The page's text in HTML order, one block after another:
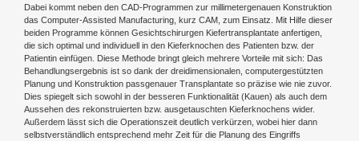
Dabei kommt neben den CAD-Programmen zur millimetergenauen Konstruktion
das Computer-Assisted Manufacturing, kurz CAM, zum Einsatz. Mit Hilfe dieser
beiden Programme können Gesichtschirurgen Kiefertransplantate anfertigen,
die sich optimal und individuell in den Kieferknochen des Patienten bzw. der
Patientin einfügen. Diese Methode bringt gleich mehrere Vorteile mit sich: Das
Behandlungsergebnis ist so dank der dreidimensionalen, computergestützten
Planung und Konstruktion passgenauer Transplantate so präzise wie nie zuvor.
Dies spiegelt sich sowohl in der besseren Funktionalität (Kauen) als auch dem
Aussehen des rekonstruierten bzw. ausgetauschten Kieferknochens wider.
Außerdem lässt sich die Operationszeit deutlich verkürzen, wobei hier dann
selbstverständlich entsprechend mehr Zeit für die Planung des Eingriffs